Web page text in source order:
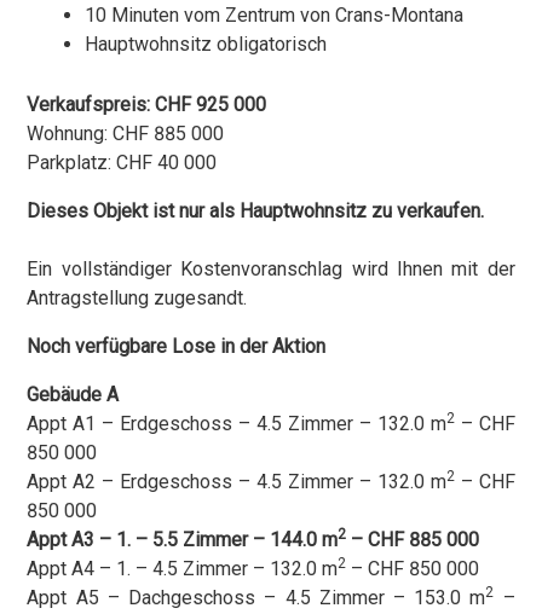
10 Minuten vom Zentrum von Crans-Montana
Hauptwohnsitz obligatorisch
Verkaufspreis: CHF 925 000
Wohnung: CHF 885 000
Parkplatz: CHF 40 000
Dieses Objekt ist nur als Hauptwohnsitz zu verkaufen.
Ein vollständiger Kostenvoranschlag wird Ihnen mit der
Antragstellung zugesandt.
Noch verfügbare Lose in der Aktion
Gebäude A
Appt A1 – Erdgeschoss – 4.5 Zimmer – 132.0 m2– CHF
850 000
Appt A2 – Erdgeschoss – 4.5 Zimmer – 132.0 m2– CHF
850 000
Appt A3 – 1. – 5.5 Zimmer – 144.0 m2 – CHF 885 000
Appt A4 – 1. – 4.5 Zimmer – 132.0 m2 – CHF 850 000
Appt A5 – Dachgeschoss – 4.5 Zimmer – 153.0 m2
–